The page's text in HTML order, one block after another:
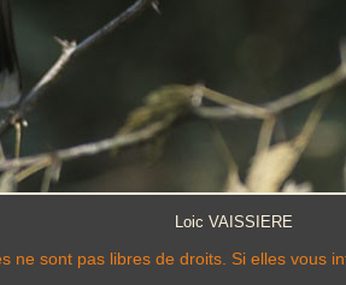
Loic VAISSIERE
ne sont pas libres de droits. Si elles vous